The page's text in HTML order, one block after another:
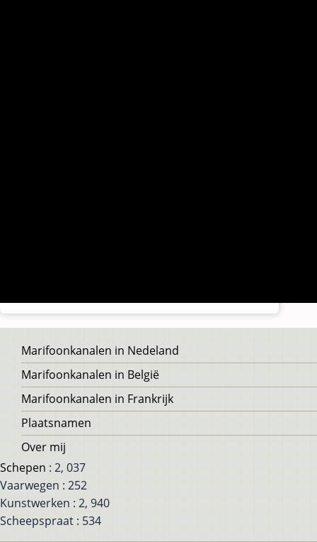
Voet
Marifoonkanalen in Nedeland
Marifoonkanalen in België
Marifoonkanalen in Frankrijk
Plaatsnamen
Over mij
Schepen : 2, 037
Vaarwegen : 252
Kunstwerken : 2, 940
Scheepspraat : 534